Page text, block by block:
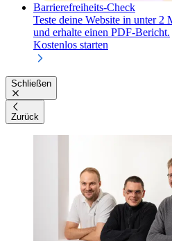
Barrierefreiheits-Check
Teste deine Website in unter
und erhalte einen PDF-Bericht.
Kostenlos starten
Schließen
Zurück